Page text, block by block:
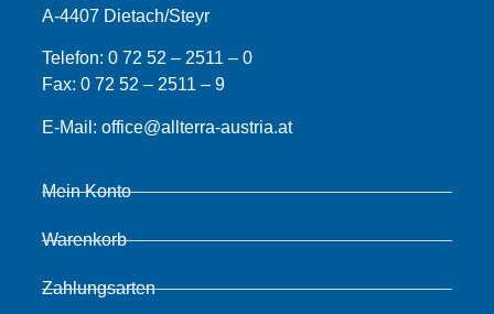
A-4407 Dietach/Steyr
Telefon:0 72 52 – 2511 – 0
Fax:0 72 52 – 2511 – 9
E-Mail:office@allterra-austria.at
Mein Konto
Warenkorb
Zahlungsarten